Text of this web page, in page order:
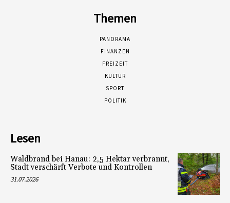
Themen
PANORAMA
FINANZEN
FREIZEIT
KULTUR
SPORT
POLITIK
Lesen
Waldbrand bei Hanau: 2,5 Hektar verbrannt,
Stadt verschärft Verbote und Kontrollen
31.07.2026